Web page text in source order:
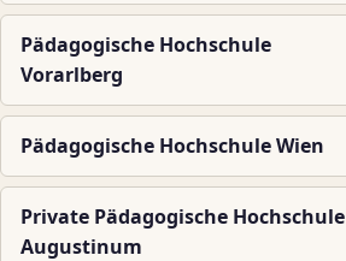
Pädagogische Hochschule
Vorarlberg
Pädagogische Hochschule Wien
Private Pädagogische Hochschule
Augustinum